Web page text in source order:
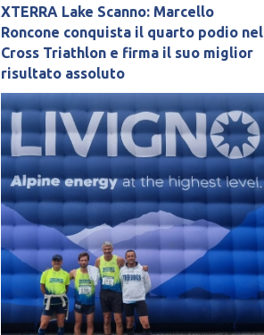
XTERRA Lake Scanno: Marcello
Roncone conquista il quarto podio nel
Cross Triathlon e firma il suo miglior
risultato assoluto